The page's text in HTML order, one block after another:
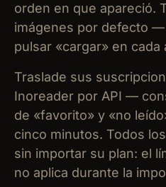
orden en que apareció.
imágenes por defecto
pulsar «cargar» en cada
Traslade sus
Inoreader por API —
de «favorito» y «no
cinco minutos. Todos
sin importar su plan: el
no aplica durante la